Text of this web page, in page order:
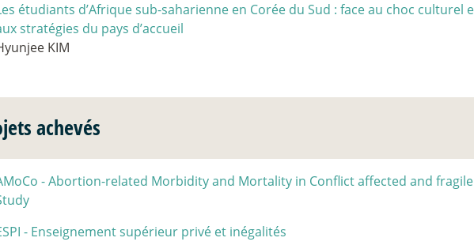
étudiants d’Afrique sub-saharienne en Corée du Sud : face au choc culturel
stratégies du pays d’accueil
KIM
achevés
- Abortion-related Morbidity and Mortality in Conflict affected and
- Enseignement supérieur privé et inégalités